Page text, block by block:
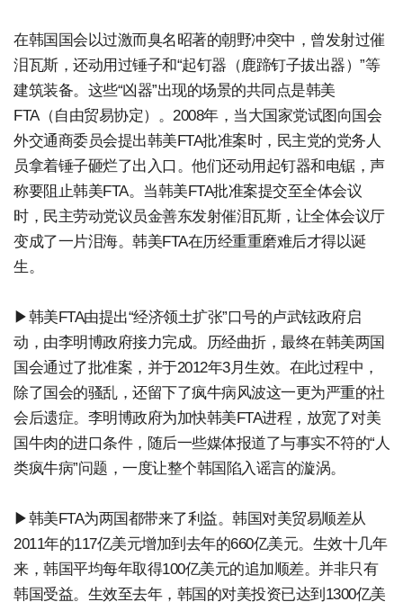
在韩国国会以过激而臭名昭著的朝野冲突中，曾发射过催
泪瓦斯，还动用过锤子和“起钉器（鹿蹄钉子拔出器）”等
建筑装备。这些“凶器”出现的场景的共同点是韩美
FTA（自由贸易协定）。2008年，当大国家党试图向国会
外交通商委员会提出韩美FTA批准案时，民主党的党务人
员拿着锤子砸烂了出入口。他们还动用起钉器和电锯，声
称要阻止韩美FTA。当韩美FTA批准案提交至全体会议
时，民主劳动党议员金善东发射催泪瓦斯，让全体会议厅
变成了一片泪海。韩美FTA在历经重重磨难后才得以诞
生。
▶韩美FTA由提出“经济领土扩张”口号的卢武铉政府启
动，由李明博政府接力完成。历经曲折，最终在韩美两国
国会通过了批准案，并于2012年3月生效。在此过程中，
除了国会的骚乱，还留下了疯牛病风波这一更为严重的社
会后遗症。李明博政府为加快韩美FTA进程，放宽了对美
国牛肉的进口条件，随后一些媒体报道了与事实不符的“人
类疯牛病”问题，一度让整个韩国陷入谣言的漩涡。
▶韩美FTA为两国都带来了利益。韩国对美贸易顺差从
2011年的117亿美元增加到去年的660亿美元。生效十几年
来，韩国平均每年取得100亿美元的追加顺差。并非只有
韩国受益。生效至去年，韩国的对美投资已达到1300亿美